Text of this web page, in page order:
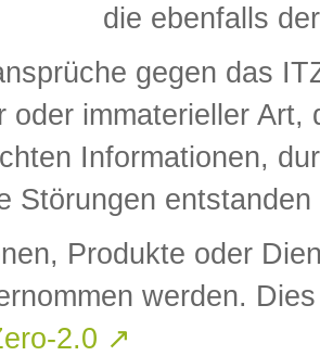
die ebenfalls
gegen das
oder immaterieller
Informationen,
Störungen
Produkte oder
werden.
2.0 ↗